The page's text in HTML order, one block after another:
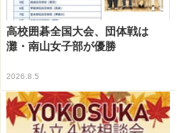
高校囲碁全国大会、団体戦は
灘・南山女子部が優勝
2026.8.5